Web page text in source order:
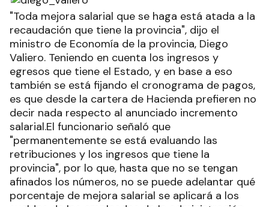
"Toda mejora salarial que se haga está atada a la
recaudación que tiene la provincia", dijo el
ministro de Economía de la provincia, Diego
Valiero. Teniendo en cuenta los ingresos y
egresos que tiene el Estado, y en base a eso
también se está fijando el cronograma de pagos,
es que desde la cartera de Hacienda prefieren no
decir nada respecto al anunciado incremento
salarial.El funcionario señaló que
"permanentemente se está evaluando las
retribuciones y los ingresos que tiene la
provincia", por lo que, hasta que no se tengan
afinados los números, no se puede adelantar qué
porcentaje de mejora salarial se aplicará a los